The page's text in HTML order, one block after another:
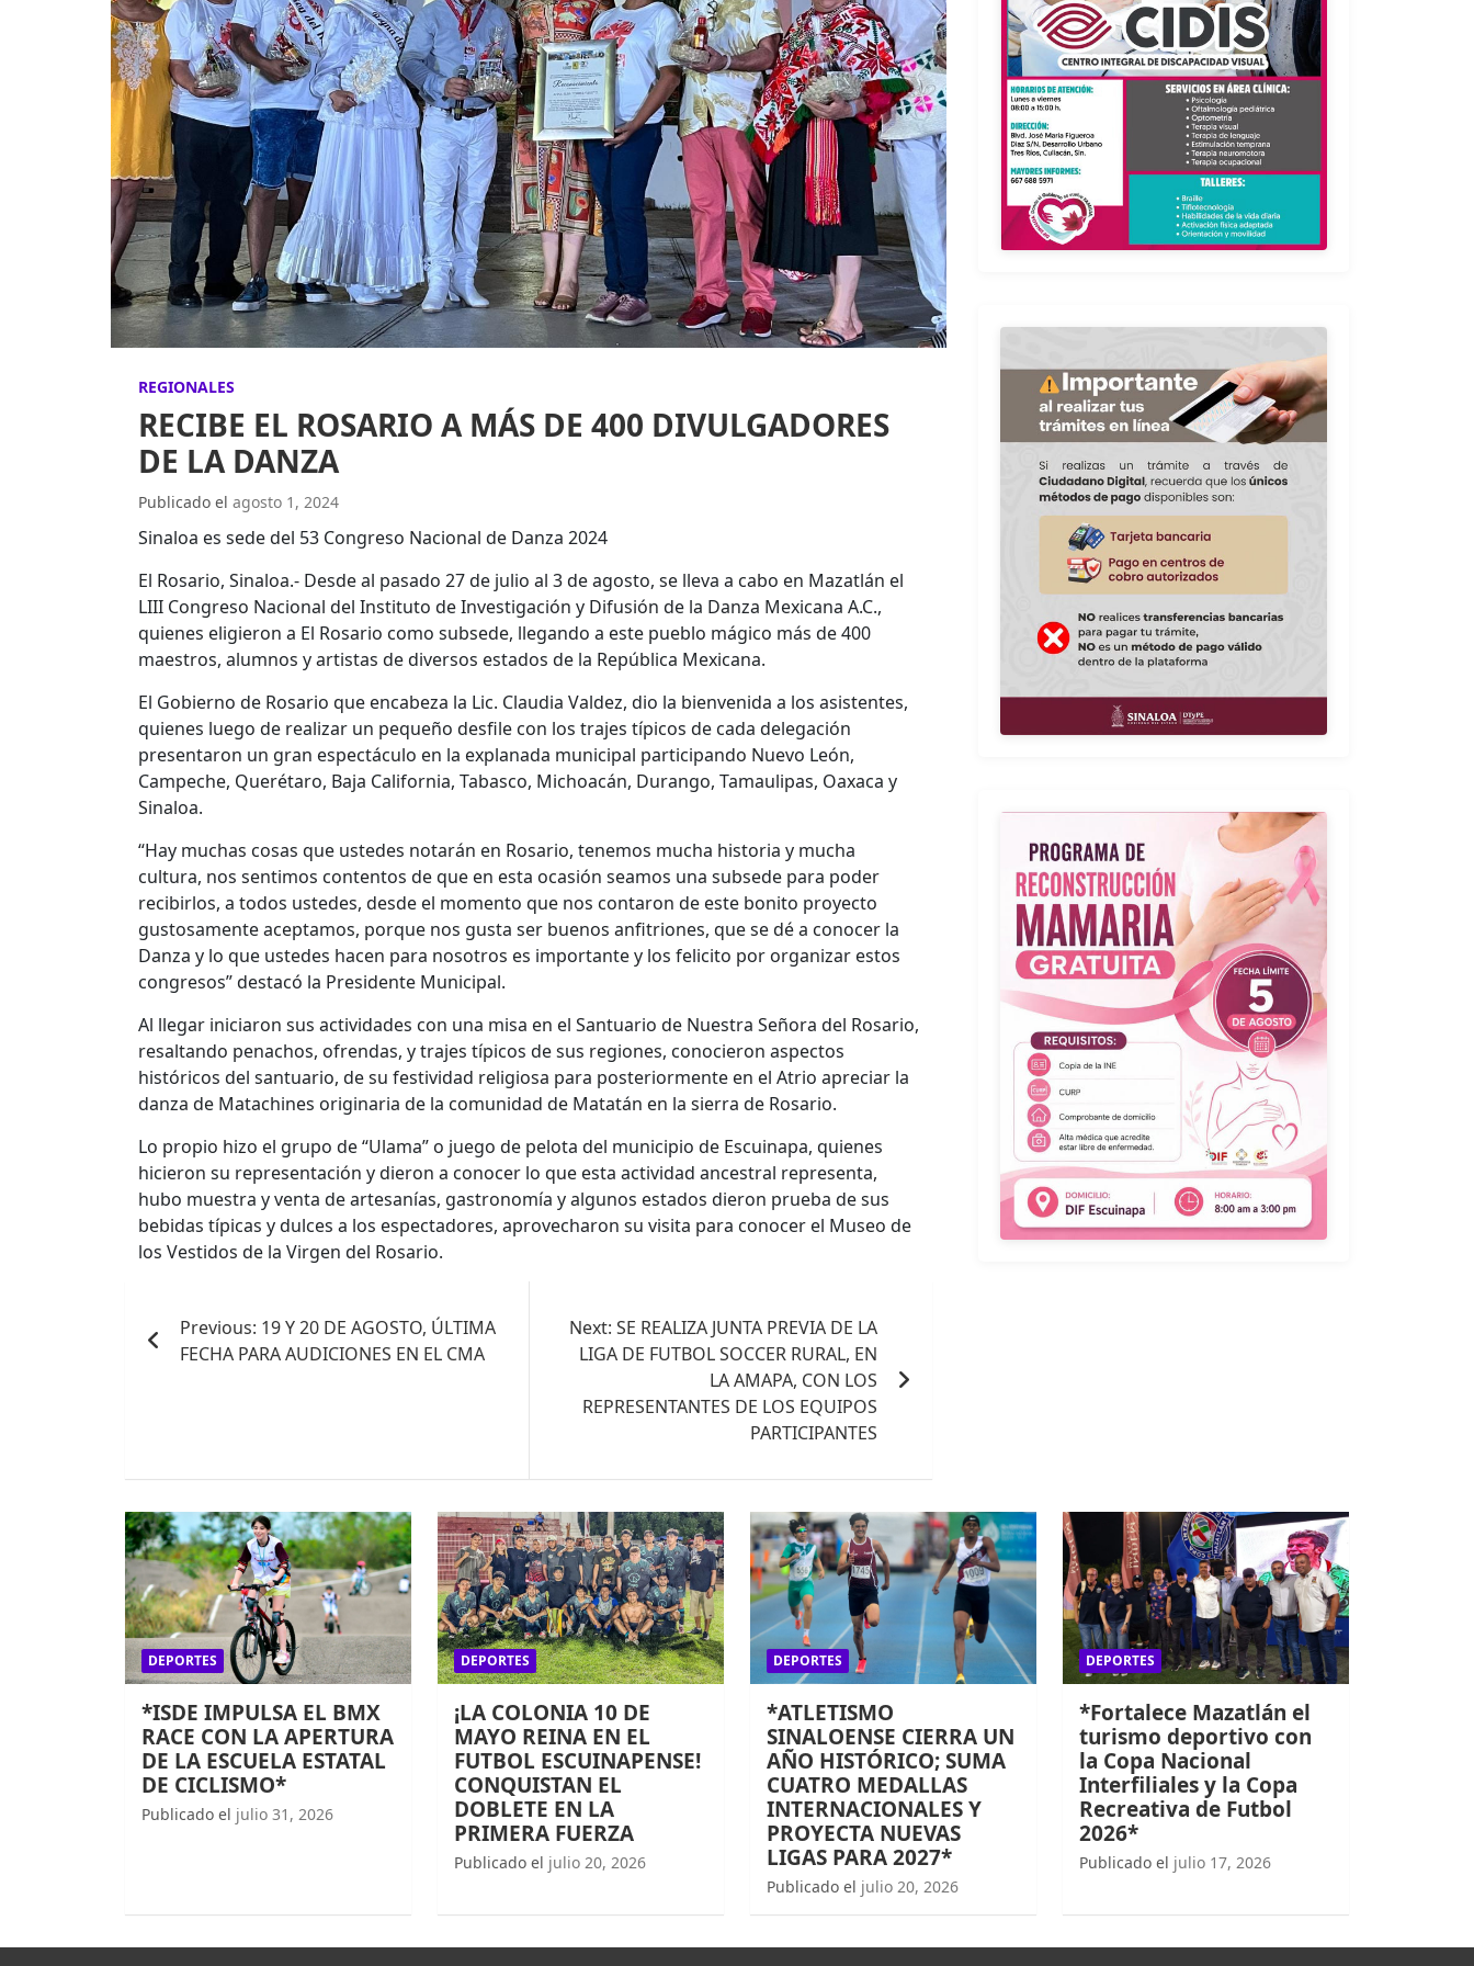
REGIONALES
RECIBE EL ROSARIO A MÁS DE 400 DIVULGADORES
DE LA DANZA
Publicado el agosto 1, 2024
Sinaloa es sede del 53 Congreso Nacional de Danza 2024
El Rosario, Sinaloa.- Desde al pasado 27 de julio al 3 de agosto, se lleva a cabo en Mazatlán el
LIII Congreso Nacional del Instituto de Investigación y Difusión de la Danza Mexicana A.C.,
quienes eligieron a El Rosario como subsede, llegando a este pueblo mágico más de 400
maestros, alumnos y artistas de diversos estados de la República Mexicana.
El Gobierno de Rosario que encabeza la Lic. Claudia Valdez, dio la bienvenida a los asistentes,
quienes luego de realizar un pequeño desfile con los trajes típicos de cada delegación
presentaron un gran espectáculo en la explanada municipal participando Nuevo León,
Campeche, Querétaro, Baja California, Tabasco, Michoacán, Durango, Tamaulipas, Oaxaca y
Sinaloa.
“Hay muchas cosas que ustedes notarán en Rosario, tenemos mucha historia y mucha
cultura, nos sentimos contentos de que en esta ocasión seamos una subsede para poder
recibirlos, a todos ustedes, desde el momento que nos contaron de este bonito proyecto
gustosamente aceptamos, porque nos gusta ser buenos anfitriones, que se dé a conocer la
Danza y lo que ustedes hacen para nosotros es importante y los felicito por organizar estos
congresos” destacó la Presidente Municipal.
Al llegar iniciaron sus actividades con una misa en el Santuario de Nuestra Señora del Rosario,
resaltando penachos, ofrendas, y trajes típicos de sus regiones, conocieron aspectos
históricos del santuario, de su festividad religiosa para posteriormente en el Atrio apreciar la
danza de Matachines originaria de la comunidad de Matatán en la sierra de Rosario.
Lo propio hizo el grupo de “Ulama” o juego de pelota del municipio de Escuinapa, quienes
hicieron su representación y dieron a conocer lo que esta actividad ancestral representa,
hubo muestra y venta de artesanías, gastronomía y algunos estados dieron prueba de sus
bebidas típicas y dulces a los espectadores, aprovecharon su visita para conocer el Museo de
los Vestidos de la Virgen del Rosario.
de
Previous: 19 Y 20 DE AGOSTO, ÚLTIMA
FECHA PARA AUDICIONES EN EL CMA
Next: SE REALIZA JUNTA PREVIA DE LA
LIGA DE FUTBOL SOCCER RURAL, EN
LA AMAPA, CON LOS
REPRESENTANTES DE LOS EQUIPOS
PARTICIPANTES
DEPORTES
*ISDE IMPULSA EL BMX
RACE CON LA APERTURA
DE LA ESCUELA ESTATAL
DE CICLISMO*
Publicado el julio 31, 2026
DEPORTES
¡LA COLONIA 10 DE
MAYO REINA EN EL
FUTBOL ESCUINAPENSE!
CONQUISTAN EL
DOBLETE EN LA
PRIMERA FUERZA
Publicado el julio 20, 2026
DEPORTES
*ATLETISMO
SINALOENSE CIERRA UN
AÑO HISTÓRICO; SUMA
CUATRO MEDALLAS
INTERNACIONALES Y
PROYECTA NUEVAS
LIGAS PARA 2027*
Publicado el julio 20, 2026
DEPORTES
*Fortalece Mazatlán el
turismo deportivo con
la Copa Nacional
Interfiliales y la Copa
Recreativa de Futbol
2026*
Publicado el julio 17, 2026